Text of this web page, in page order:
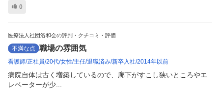
0
医療法人社団洛和会の評判・クチコミ・評価
不満な点 職場の雰囲気
看護師 正社員 20代 女性 主任 退職済み 新卒入社 2014年以前
病院自体は古く増築しているので、廊下がすこし狭いところやエ
レベーターが少...